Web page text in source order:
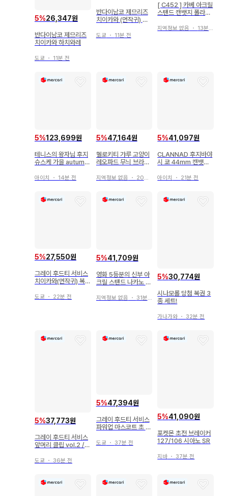
5%26,347원
반다이남코 제므리즈
치이카와 하치와레
도쿄 ・ 11분 전
반다이남코 제므리즈
치이카와 (먼작귀) 치
도쿄 ・ 11분 전
[ C452 ] 카베 아크릴
스탠드 캔뱃지 폴라로
지역정보 없음 ・ 13분 전
5%123,699원
테니스의 왕자님 후지
슈스케 가을 autumn
아이치 ・ 14분 전
5%47,164원
헬로키티 갸루 고양이
레오파드 무늬 브라운
지역정보 없음 ・ 20분 전
5%41,097원
CLANNAD 후지바야
시 쿄 44mm 캔뱃지
아이치 ・ 21분 전
5%27,550원
그레이 후드티 서비스
치이카와(먼작귀) 복권
E상 후!! 전신 인형 배
도쿄 ・ 22분 전
5%41,709원
영화 5등분의 신부 아
크릴 스탠드 나카노 니
지역정보 없음 ・ 31분 전
5%30,774원
시나모롤 당첨 복권 3
종 세트!
가나가와 ・ 32분 전
5%37,773원
그레이 후드티 서비스
앞머리 클립 vol.2 /
(먼작귀) 모몽가
도쿄 ・ 36분 전
5%47,394원
그레이 후드티 서비스
파워업 마스코트 초 매
도쿄 ・ 37분 전
5%41,090원
포켓몬 초전 브레이커
127/106 시아노 SR
지바 ・ 37분 전